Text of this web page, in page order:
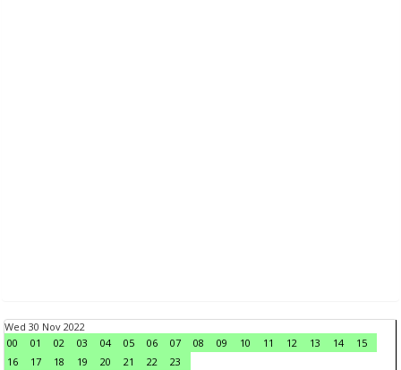
Wed 30 Nov 2022
00
01 02 03 04 05 06 07 08 09 10 11 12 13 14
15
16
17 18 19 20 21 22
23